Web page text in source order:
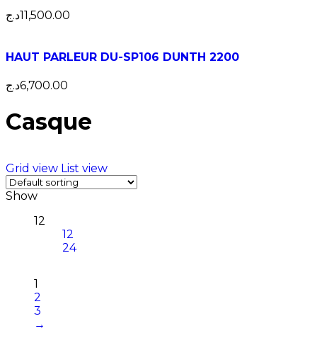
11,500.00د.ج
HAUT PARLEUR DU-SP106 DUNTH 2200
6,700.00د.ج
Casque
Grid view List view
Show
12
12
24
1
2
3
→